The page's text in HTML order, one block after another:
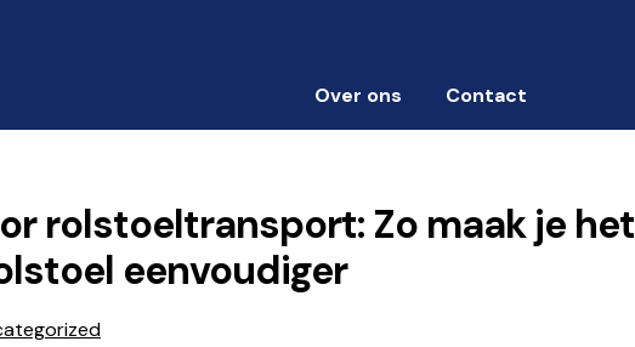
Over ons Contact
rolstoeltransport: Zo maak je het
eenvoudiger